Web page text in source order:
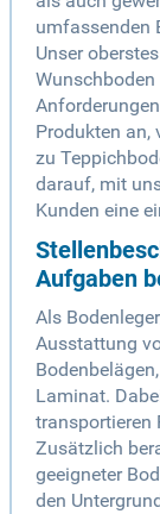
umfassenden
Unser
Produkten an,
zu
darauf, mit
Kunden eine
Aufgaben
Als
Ausstattung
Laminat.
transportieren
Zusätzlich
geeigneter
den